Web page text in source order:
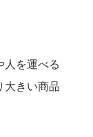
人を運べる
大きい商品